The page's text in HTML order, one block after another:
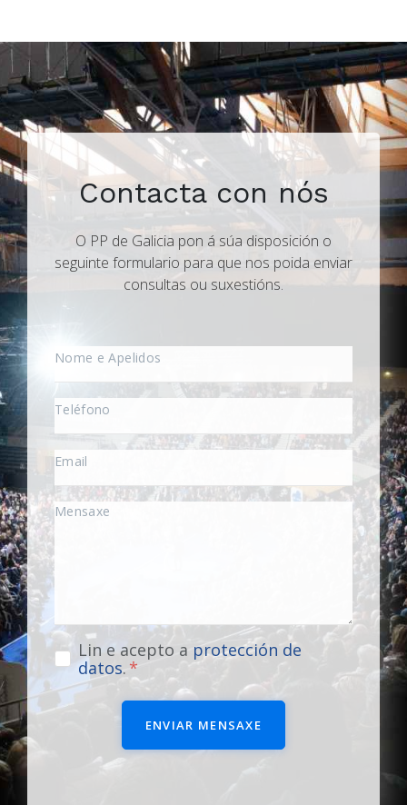
Contacta con nós
O PP de Galicia pon á súa disposición o
seguinte formulario para que nos poida enviar
consultas ou suxestións.
Lin e acepto a protección de
datos.
ENVIAR MENSAXE